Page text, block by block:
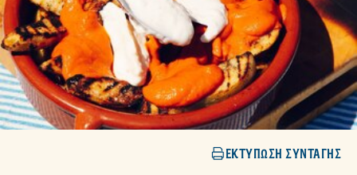
ΕΚΤΎΠΩΣΗ ΣΥΝΤΑΓΉΣ